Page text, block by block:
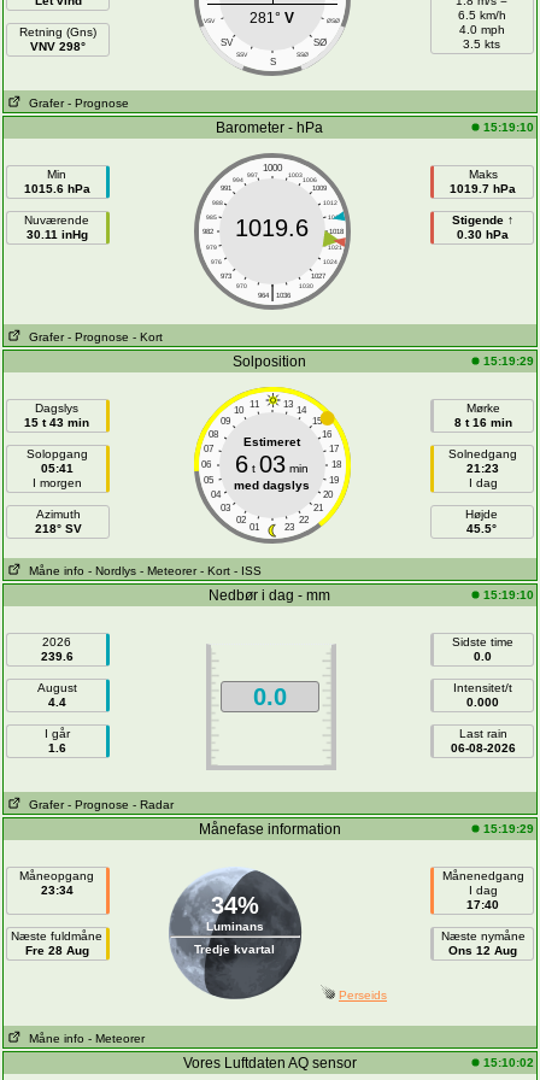
Retning (Gns)
VNV 298°
VSV ØSØ
SV SØ
SSV SSØ
S
281°V
6.5 km/h
4.0 mph
3.5 kts
Grafer - Prognose
Barometer - hPa 15:19:10
Min
1015.6 hPa
Nuværende
30.11 inHg
1000
997 1003
994
1006
991
1009
988
1012
985
1015
982
1018
979
1021
976
1024
973
1027
970
1030
|
964 1036
1019.6
Maks
1019.7 hPa
Stigende ↑
0.30 hPa
Grafer - Prognose - Kort
Solposition 15:19:29
Dagslys
15 t 43 min
Solopgang
05:41
I morgen
Azimuth
218° SV
11 13
10
14
09
15
08
16
07
17
06
18
05
19
04
20
03
21
02
22
01 23
Estimeret
6 t03 min
med dagslys
Mørke
8 t 16 min
Solnedgang
21:23
I dag
Højde
45.5°
Måne info - Nordlys - Meteorer - Kort - ISS
Nedbør i dag - mm 15:19:10
2026
239.6
August
4.4
I går
1.6
0.0
Sidste time
0.0
Intensitet/t
0.000
Last rain
06-08-2026
Grafer - Prognose - Radar
Månefase information 15:19:29
Måneopgang
23:34
Næste fuldmåne
Fre 28 Aug
34%
Luminans
Tredje kvartal
Månenedgang
I dag
17:40
Næste nymåne
Ons 12 Aug
Perseids
Måne info - Meteorer
Vores Luftdaten AQ sensor 15:10:02